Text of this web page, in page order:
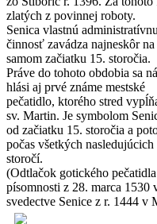
zlatých z povinnej roboty.
Senica vlastnú administratívnu
činnosť zavádza najneskôr na
samom začiatku 15. storočia.
Práve do tohoto obdobia sa
hlási aj prvé známe mestské
pečatidlo, ktorého stred
sv. Martin. Je symbolom
od začiatku 15. storočia a
počas všetkých nasledujúcich
storočí.
(Odtlačok gotického
písomnosti z 28. marca
svedectve Senice z r. 1444 v